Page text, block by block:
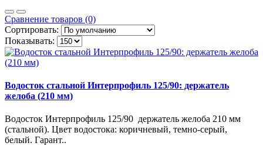
Сравнение товаров (0)
Сортировать:
Показывать:
Водосток стальной Интерпрофиль 125/90: держатель
желоба (210 мм)
Водосток Интерпрофиль 125/90 держатель желоба 210 мм
(стальной). Цвет водостока: коричневый, темно-серый,
белый. Гарант..